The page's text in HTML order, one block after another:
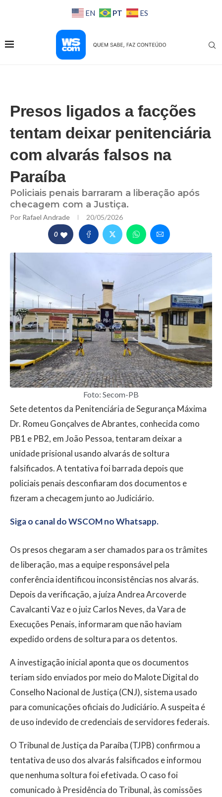
EN PT ES
Presos ligados a facções
tentam deixar penitenciária
com alvarás falsos na
Paraíba
Policiais penais barraram a liberação após
checagem com a Justiça.
Por Rafael Andrade 20/05/2026
0
Foto: Secom-PB
Sete detentos da Penitenciária de Segurança Máxima
Dr. Romeu Gonçalves de Abrantes, conhecida como
PB1 e PB2, em João Pessoa, tentaram deixar a
unidade prisional usando alvarás de soltura
falsificados. A tentativa foi barrada depois que
policiais penais desconfiaram dos documentos e
fizeram a checagem junto ao Judiciário.
Siga o canal do WSCOM no Whatsapp.
Os presos chegaram a ser chamados para os trâmites
de liberação, mas a equipe responsável pela
conferência identificou inconsistências nos alvarás.
Depois da verificação, a juíza Andrea Arcoverde
Cavalcanti Vaz e o juiz Carlos Neves, da Vara de
Execuções Penais, informaram que não haviam
expedido ordens de soltura para os detentos.
A investigação inicial aponta que os documentos
teriam sido enviados por meio do Malote Digital do
Conselho Nacional de Justiça (CNJ), sistema usado
para comunicações oficiais do Judiciário. A suspeita é
de uso indevido de credenciais de servidores federais.
O Tribunal de Justiça da Paraíba (TJPB) confirmou a
tentativa de uso dos alvarás falsificados e informou
que nenhuma soltura foi efetivada. O caso foi
comunicado à Presidência do Tribunal, às comissões